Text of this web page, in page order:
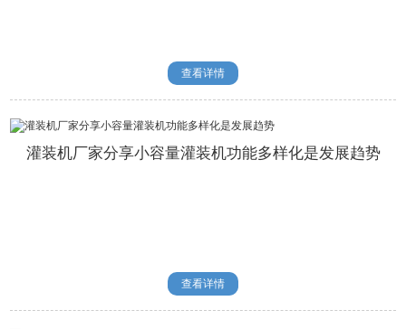
查看详情
灌装机厂家分享小容量灌装机功能多样化是发展趋势
查看详情